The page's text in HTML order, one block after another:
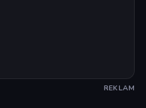
REKLAM